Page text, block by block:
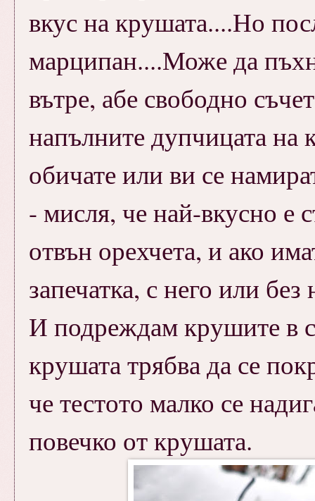
вкус на крушата....Но
марципан....Може да
вътре, абе свободно
напълните дупчицата на
обичате или ви се
- мисля, че най-вкусно е
отвън орехчета, и ако
запечатка, с него или
И подреждам крушите в
крушата трябва да се
че тестото малко се
повечко от крушата.